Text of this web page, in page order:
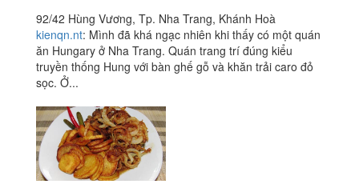
92/42 Hùng Vương, Tp. Nha Trang, Khánh Hoà
kienqn.nt: Mình đã khá ngạc nhiên khi thấy có một quán
ăn Hungary ở Nha Trang. Quán trang trí đúng kiểu
truyền thống Hung với bàn ghế gỗ và khăn trải caro đỏ
sọc. Ở...